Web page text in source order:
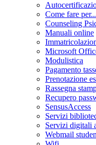
Come fare per...
Counseling
Manuali online
Microsoft
Modulistica
Pagamento
Prenotazione
Rassegna
Recupero
SensusAccess
Servizi
Servizi digitali
Webmail